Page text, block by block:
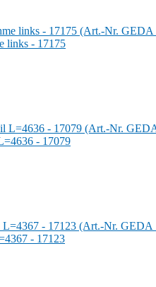
links - 17175
- 17079
- 17123